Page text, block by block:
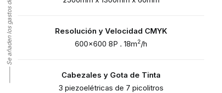
Resolución y Velocidad CMYK
600×600 8P . 18m2/h
Cabezales y Gota de Tinta
3 piezoelétricas de 7 picolitros